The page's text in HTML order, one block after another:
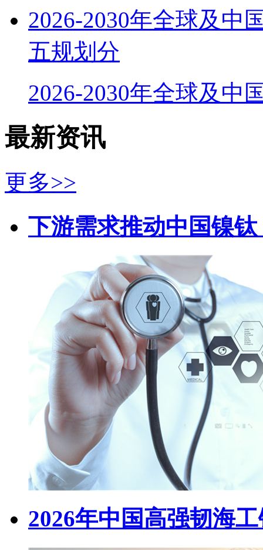
2026-2030年全球及中
五规划分
2026-2030年全球及中
最新资讯
更多>>
下游需求推动中国镍
2026年中国高强韧海